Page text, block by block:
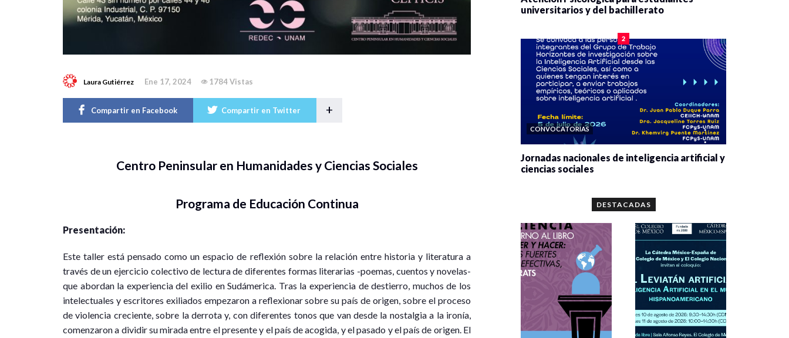
Laura Gutiérrez Ene 17, 2024 1784 Vistas
Compartir en Facebook Compartir en Twitter +
Centro Peninsular en Humanidades y Ciencias Sociales
Programa de Educación Continua
Presentación:
Este taller está pensado como un espacio de reflexión sobre la relación entre historia y literatura a
través de un ejercicio colectivo de lectura de diferentes formas literarias -poemas, cuentos y novelas-
que abordan la experiencia del exilio en Sudámerica. Tras la experiencia de destierro, muchos de los
intelectuales y escritores exiliados empezaron a reflexionar sobre su país de origen, sobre el proceso
de violencia creciente, sobre la derrota y, con diferentes tonos que van desde la nostalgia a la ironía,
comenzaron a dividir su mirada entre el presente y el país de acogida, y el pasado y el país de origen. El
universitarios y del bachillerato
2
CONVOCATORIAS
Jornadas nacionales de inteligencia artificial y
ciencias sociales
DESTACADAS